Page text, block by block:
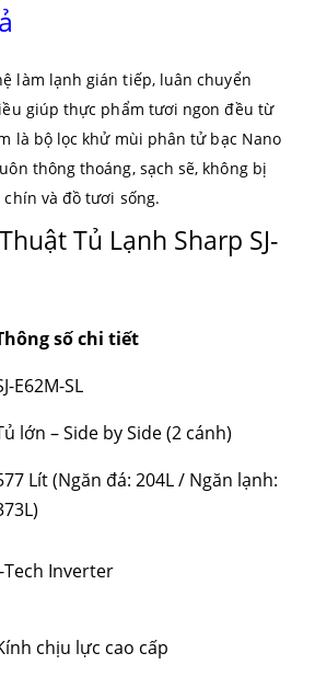
làm lạnh gián tiếp, luân chuyển
giúp thực phẩm tươi ngon đều từ
là bộ lọc khử mùi phân tử bạc Nano
thông thoáng, sạch sẽ, không bị
và đồ tươi sống.
Tủ Lạnh Sharp SJ-
số chi tiết
E62M-SL
lớn – Side by Side (2 cánh)
Lít (Ngăn đá: 204L / Ngăn lạnh:
Tech Inverter
chịu lực cao cấp